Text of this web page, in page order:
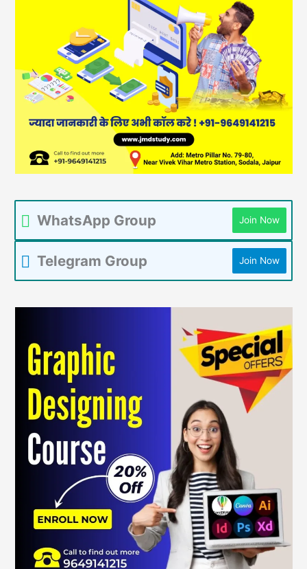
WhatsApp Group Join Now
Telegram Group Join Now